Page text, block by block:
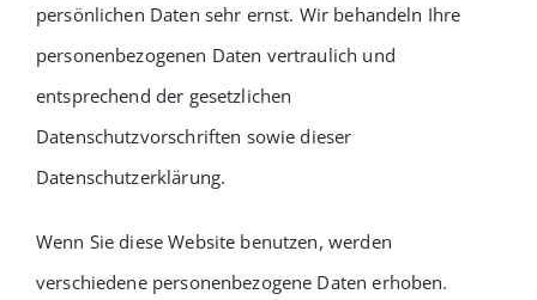
persönlichen Daten sehr ernst. Wir behandeln Ihre
personenbezogenen Daten vertraulich und
entsprechend der gesetzlichen
Datenschutzvorschriften sowie dieser
Datenschutzerklärung.
Wenn Sie diese Website benutzen, werden
verschiedene personenbezogene Daten erhoben.